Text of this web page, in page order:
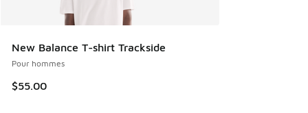
New Balance T-shirt Trackside
Pour hommes
$55.00